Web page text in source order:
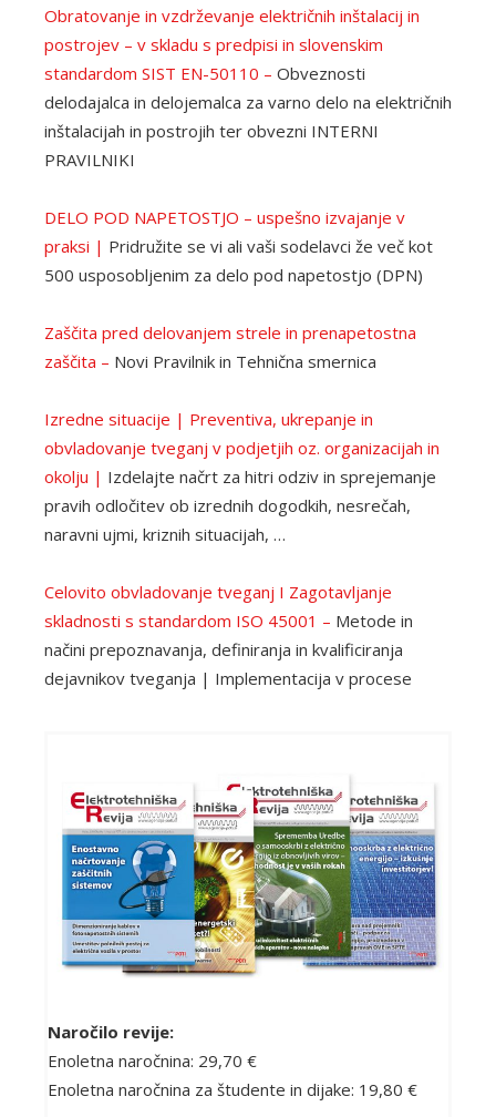
Obratovanje in vzdrževanje električnih inštalacij in
postrojev – v skladu s predpisi in slovenskim
standardom SIST EN-50110 – Obveznosti
delodajalca in delojemalca za varno delo na električnih
inštalacijah in postrojih ter obvezni INTERNI
PRAVILNIKI
DELO POD NAPETOSTJO – uspešno izvajanje v
praksi | Pridružite se vi ali vaši sodelavci že več kot
500 usposobljenim za delo pod napetostjo (DPN)
Zaščita pred delovanjem strele in prenapetostna
zaščita – Novi Pravilnik in Tehnična smernica
Izredne situacije | Preventiva, ukrepanje in
obvladovanje tveganj v podjetjih oz. organizacijah in
okolju | Izdelajte načrt za hitri odziv in sprejemanje
pravih odločitev ob izrednih dogodkih, nesrečah,
naravni ujmi, kriznih situacijah, …
Celovito obvladovanje tveganj I Zagotavljanje
skladnosti s standardom ISO 45001 – Metode in
načini prepoznavanja, definiranja in kvalificiranja
dejavnikov tveganja | Implementacija v procese
Naročilo revije:
Enoletna naročnina: 29,70 €
Enoletna naročnina za študente in dijake: 19,80 €